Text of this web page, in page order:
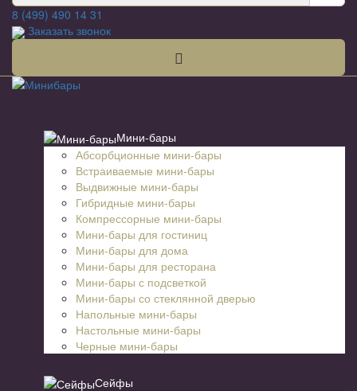
8 (499) 490 14 31
Заказать звонок
Мини-бары
Абсорбционные мини-бары
Встраиваемые мини-бары
Выдвижные мини-бары
Гибридные мини-бары
Компрессорные мини-бары
Мини-бары для гостиниц
Мини-бары для дома
Мини-бары для ресторана
Мини-бары с подсветкой
Мини-бары со стеклянной дверью
Напольные мини-бары
Настольные мини-бары
Черные мини-бары
Сейфы